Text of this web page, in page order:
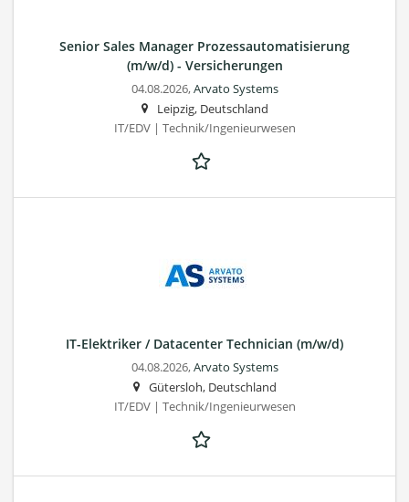
Senior Sales Manager Prozessautomatisierung
(m/w/d) - Versicherungen
04.08.2026,Arvato Systems
Leipzig, Deutschland
IT/EDV | Technik/Ingenieurwesen
IT-Elektriker / Datacenter Technician (m/w/d)
04.08.2026,Arvato Systems
Gütersloh, Deutschland
IT/EDV | Technik/Ingenieurwesen